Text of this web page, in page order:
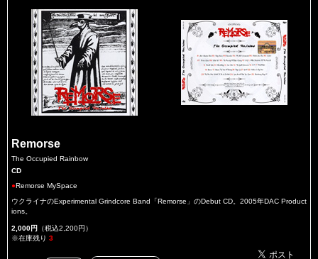
Remorse
The Occupied Rainbow
CD
●Remorse MySpace
ウクライナのExperimental Grindcore Band「Remorse」のDebut CD。2005年DAC Product
ions。
2,000円 （税込2,200円）
※在庫残り 3